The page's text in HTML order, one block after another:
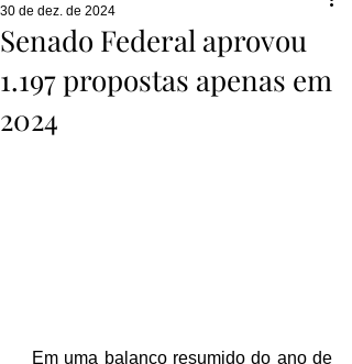
Senado Federal aprovou
1.197 propostas apenas em
2024
30 de dez. de 2024